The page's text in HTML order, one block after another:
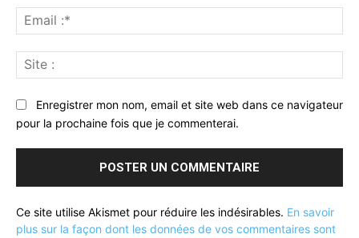
:*
:
Enregistrer mon nom, email et site web dans ce navigateur
pour la prochaine fois que je commenterai.
Ce site utilise Akismet pour réduire les indésirables. En savoir
plus sur la façon dont les données de vos commentaires sont